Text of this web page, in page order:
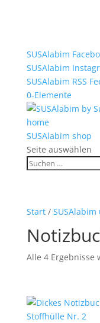
SUSAlabim
SUSAlabim
SUSAlabim RSS
0-Elemente
home
SUSAlabim shop
Seite auswählen
Start/
Alle 4 Ergebnisse